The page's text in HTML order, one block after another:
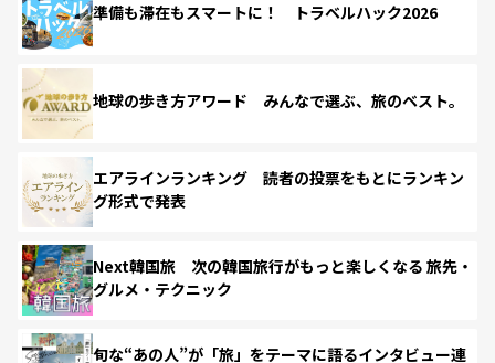
準備も滞在もスマートに！ トラベルハック2026
地球の歩き方アワード みんなで選ぶ、旅のベスト。
エアラインランキング 読者の投票をもとにランキン
グ形式で発表
Next韓国旅 次の韓国旅行がもっと楽しくなる 旅先・
グルメ・テクニック
旬な“あの人”が「旅」をテーマに語るインタビュー連